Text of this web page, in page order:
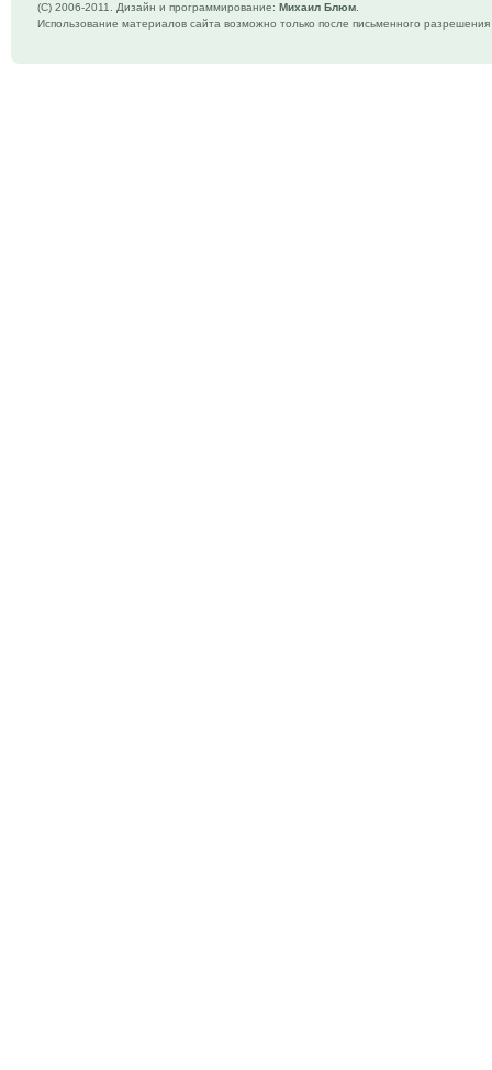
(C) 2006-2011. Дизайн и программирование: Михаил Блюм
Использование материалов сайта возможно только после письменного